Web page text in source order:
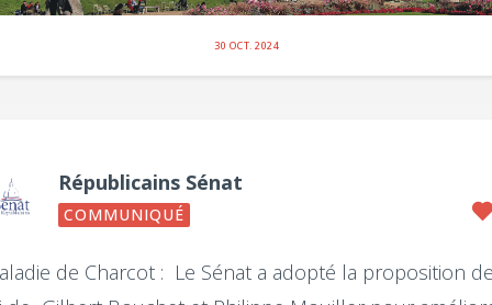
30 OCT. 2024
Républicains Sénat
COMMUNIQUÉ
de Charcot : Le Sénat a adopté la proposition